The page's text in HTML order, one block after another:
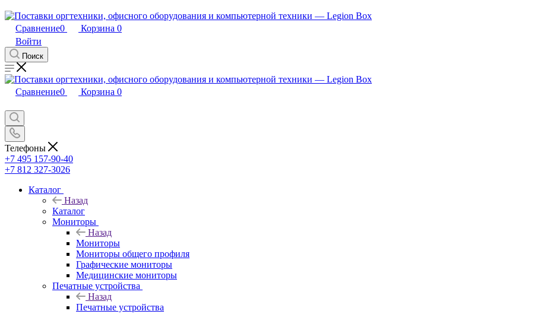
Сравнение0 Корзина 0
Войти
Поиск
Сравнение0 Корзина 0
Телефоны
+7 495 157-90-40
+7 812 327-3026
Каталог
Назад
Каталог
Мониторы
Назад
Мониторы
Мониторы общего профиля
Графические мониторы
Медицинские мониторы
Печатные устройства
Назад
Печатные устройства